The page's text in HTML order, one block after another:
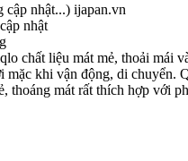
cập nhật...) ijapan.vn
nhật
chất liệu mát mẻ, thoải mái
mặc khi vận động, di chuyển.
thoáng mát rất thích hợp với